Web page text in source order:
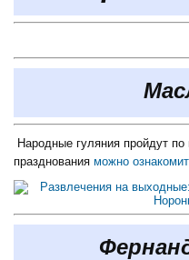
Народные гуляния пройдут
празднования можно